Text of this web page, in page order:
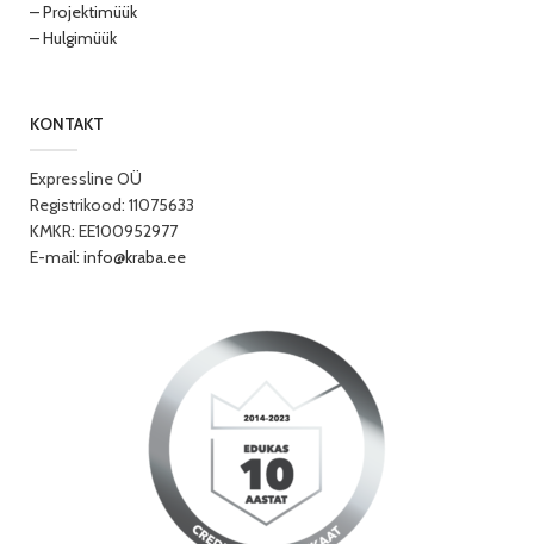
– Projektimüük
– Hulgimüük
KONTAKT
Expressline OÜ
Registrikood: 11075633
KMKR: EE100952977
E-mail: info@kraba.ee